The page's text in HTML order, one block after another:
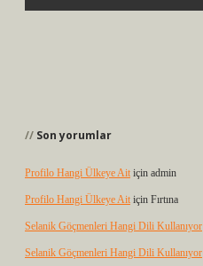
Son yorumlar
Profilo Hangi Ülkeye Ait için admin
Profilo Hangi Ülkeye Ait için Fırtına
Selanik Göçmenleri Hangi Dili Kullanıyor
Selanik Göçmenleri Hangi Dili Kullanıyor